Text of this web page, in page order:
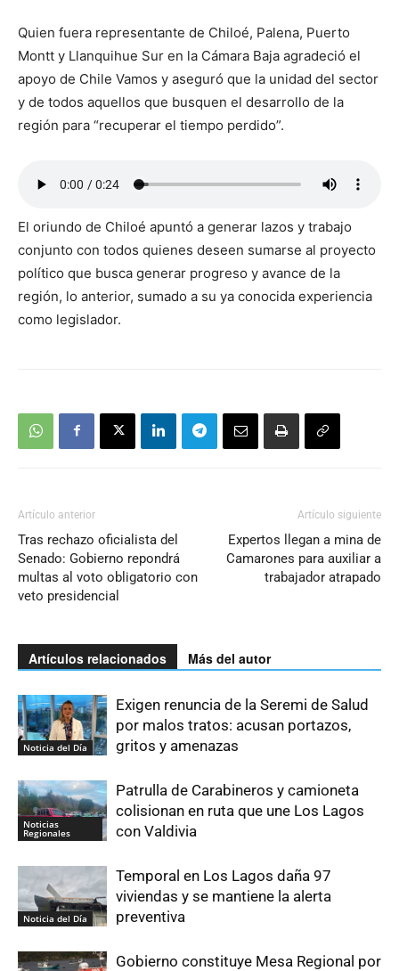
Quien fuera representante de Chiloé, Palena, Puerto
Montt y Llanquihue Sur en la Cámara Baja agradeció el
apoyo de Chile Vamos y aseguró que la unidad del sector
y de todos aquellos que busquen el desarrollo de la
región para “recuperar el tiempo perdido”.
El oriundo de Chiloé apuntó a generar lazos y trabajo
conjunto con todos quienes deseen sumarse al proyecto
político que busca generar progreso y avance de la
región, lo anterior, sumado a su ya conocida experiencia
como legislador.
Artículo anterior
Tras rechazo oficialista del
Senado: Gobierno repondrá
multas al voto obligatorio con
veto presidencial
Artículo siguiente
Expertos llegan a mina de
Camarones para auxiliar a
trabajador atrapado
Artículos relacionados Más del autor
Noticia del Día
Exigen renuncia de la Seremi de Salud
por malos tratos: acusan portazos,
gritos y amenazas
Noticias
Regionales
Patrulla de Carabineros y camioneta
colisionan en ruta que une Los Lagos
con Valdivia
Noticia del Día
Temporal en Los Lagos daña 97
viviendas y se mantiene la alerta
preventiva
Gobierno constituye Mesa Regional por